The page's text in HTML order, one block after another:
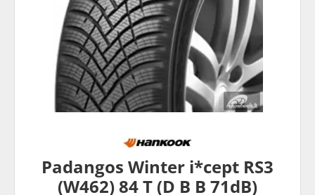
Padangos Winter i*cept RS3
(W462) 84 T (D B B 71dB)